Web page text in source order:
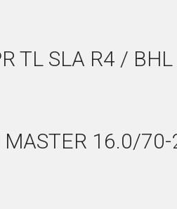
TL SLA R4 /
16.0/